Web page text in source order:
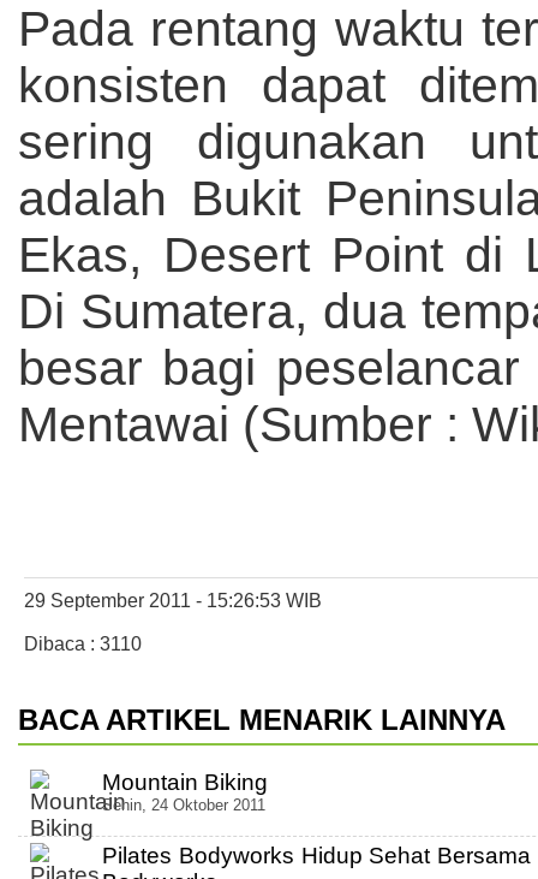
Pada rentang waktu
konsisten dapat
sering digunakan
adalah Bukit
Ekas, Desert Point di
Di Sumatera, dua
besar bagi
Mentawai (Sumber :
29 September 2011 - 15:26:53 WIB
Dibaca : 3110
BACA ARTIKEL MENARIK LAINNYA
Mountain Biking
Senin, 24 Oktober 2011
Pilates Bodyworks Hidup Sehat Bersama